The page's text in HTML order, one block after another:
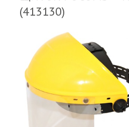
(413130)